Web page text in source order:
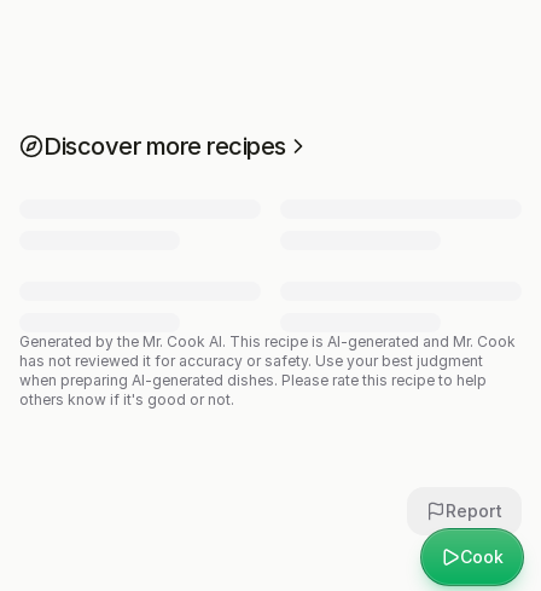
Cook
Discover more recipes
Generated by the Mr. Cook AI. This recipe is AI-generated and Mr. Cook
has not reviewed it for accuracy or safety. Use your best judgment
when preparing AI-generated dishes. Please rate this recipe to help
others know if it's good or not.
Report